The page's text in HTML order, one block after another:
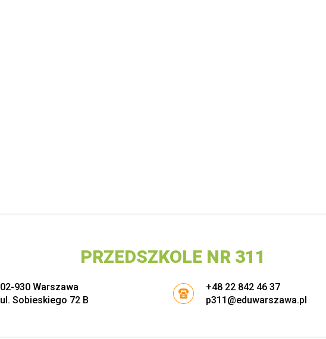
PRZEDSZKOLE NR 311
Adres pocztowy:
02-930 Warszawa
ul. Sobieskiego 72 B
+48 22 842 46 37
p311@eduwarszawa.pl